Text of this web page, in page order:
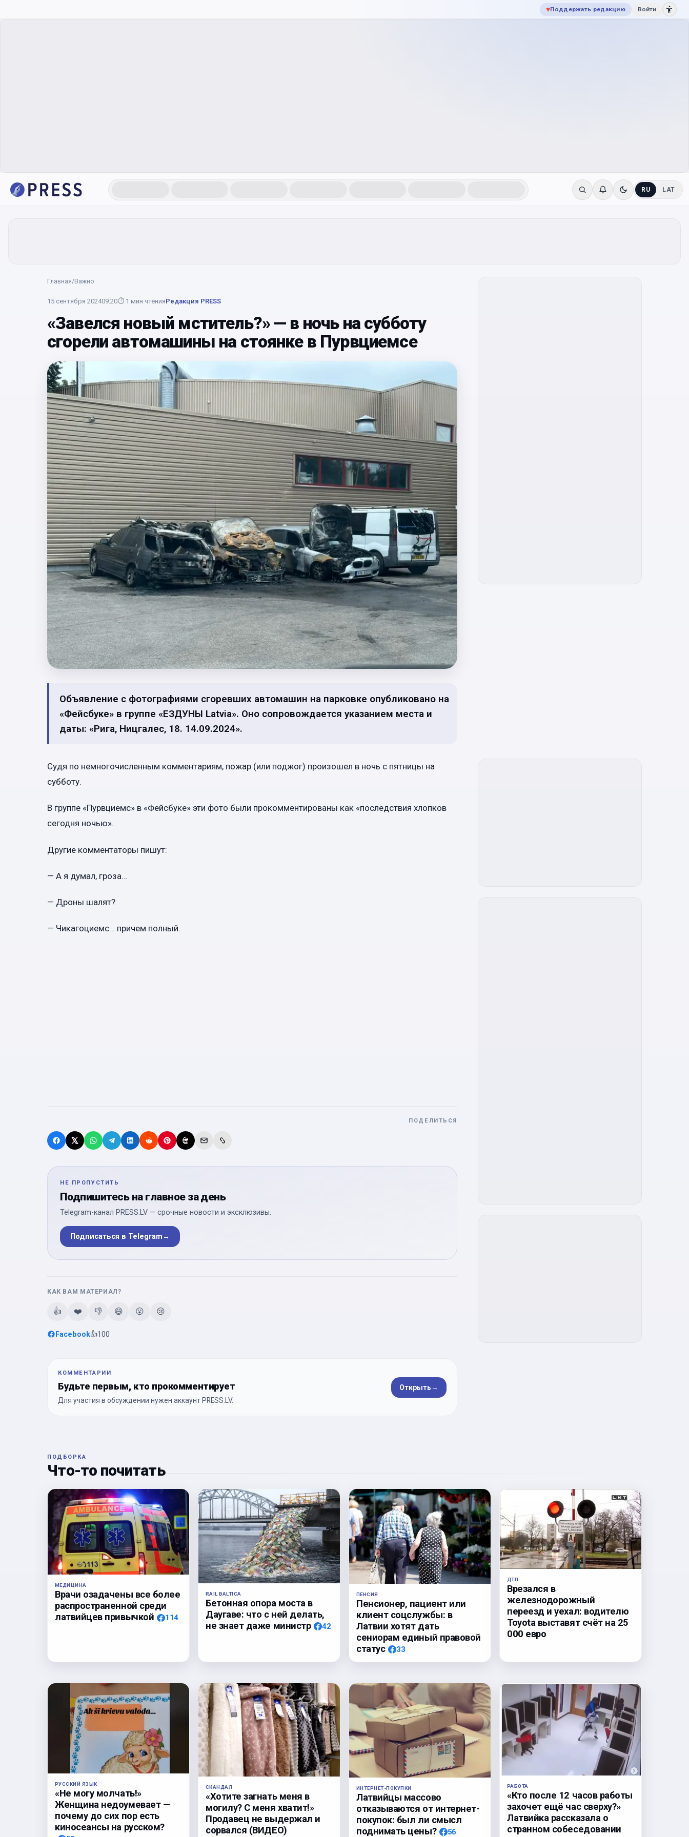
♥Поддержать редакцию Войти
RU LAT
Главная/Важно
15 сентября 202409:20⏱ 1 мин чтенияРедакция PRESS
«Завелся новый мститель?» — в ночь на субботу
сгорели автомашины на стоянке в Пурвциемсе
Объявление с фотографиями сгоревших автомашин на парковке опубликовано на
«Фейсбуке» в группе «ЕЗДУНЫ Latvia». Оно сопровождается указанием места и
даты: «Рига, Ницгалес, 18. 14.09.2024».
Судя по немногочисленным комментариям, пожар (или поджог) произошел в ночь с пятницы на
субботу.
В группе «Пурвциемс» в «Фейсбуке» эти фото были прокомментированы как «последствия хлопков
сегодня ночью».
Другие комментаторы пишут:
— А я думал, гроза…
— Дроны шалят?
— Чикагоциемс… причем полный.
ПОДЕЛИТЬСЯ
НЕ ПРОПУСТИТЬ
Подпишитесь на главное за день
Telegram-канал PRESS.LV — срочные новости и эксклюзивы.
Подписаться в Telegram→
КАК ВАМ МАТЕРИАЛ?
👍 ❤️ 👎 😄 😮 😢
Facebook👍100
КОММЕНТАРИИ
Будьте первым, кто прокомментирует
Для участия в обсуждении нужен аккаунт PRESS.LV.
Открыть→
ПОДБОРКА
Что-то почитать
МЕДИЦИНА
Врачи озадачены все более
распространенной среди
латвийцев привычкой
114
RAIL BALTICA
Бетонная опора моста в
Даугаве: что с ней делать,
не знает даже министр
42
ПЕНСИЯ
Пенсионер, пациент или
клиент соцслужбы: в
Латвии хотят дать
сениорам единый правовой
статус
33
ДТП
Врезался в
железнодорожный
переезд и уехал: водителю
Toyota выставят счёт на 25
000 евро
РУССКИЙ ЯЗЫК
«Не могу молчать!»
Женщина недоумевает —
почему до сих пор есть
киносеансы на русском?
СКАНДАЛ
«Хотите загнать меня в
могилу? С меня хватит!»
Продавец не выдержал и
сорвался (ВИДЕО)
ИНТЕРНЕТ-ПОКУПКИ
Латвийцы массово
отказываются от интернет-
покупок: был ли смысл
поднимать цены?
56
РАБОТА
«Кто после 12 часов работы
захочет ещё час сверху?»
Латвийка рассказала о
странном собеседовании